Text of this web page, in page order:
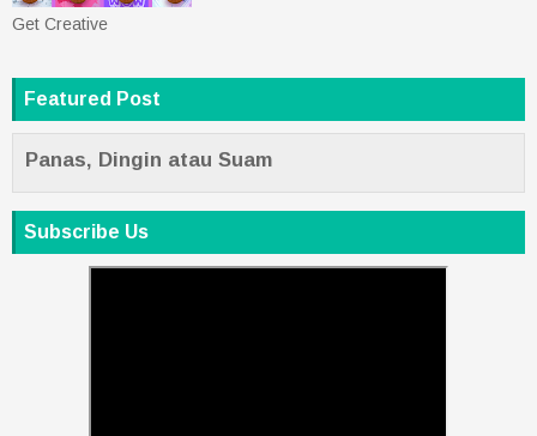
Get Creative
Featured Post
Panas, Dingin atau Suam
Subscribe Us